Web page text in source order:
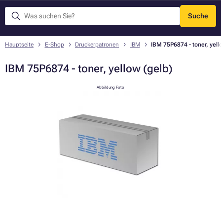
Suche
Menü
Hauptseite E-Shop Druckerpatronen IBM IBM 75P6874 - toner,
IBM 75P6874 - toner, yellow (gelb)
Abbildung Foto